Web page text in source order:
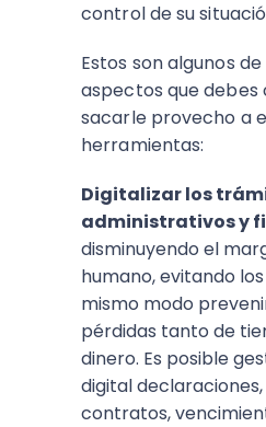
control de su
Estos son algunos
aspectos que
sacarle provecho a
herramientas:
Digitalizar los
administrativos y
disminuyendo el
humano, evitando
mismo modo
pérdidas tanto de
dinero. Es posible
digital
contratos,